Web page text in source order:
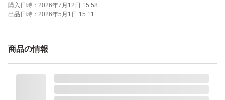
購入日時： 2026年7月12日 15:58
出品日時： 2026年5月1日 15:11
商品の情報